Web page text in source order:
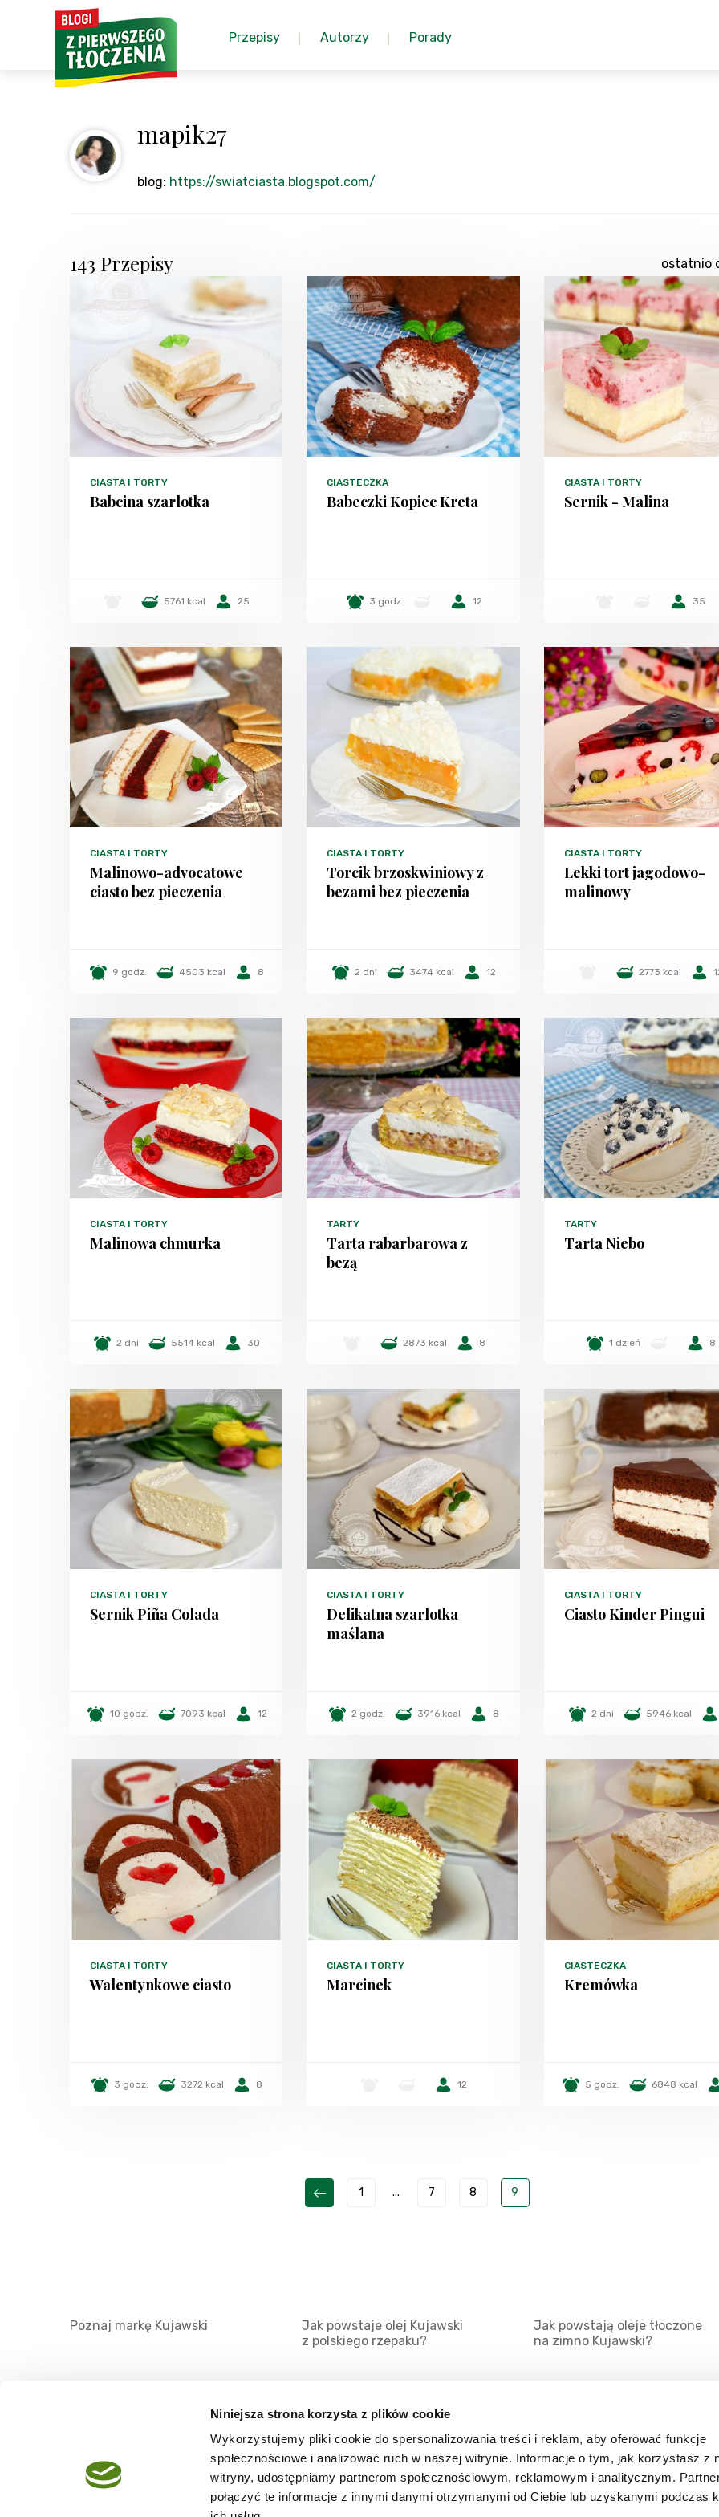
Niniejsza strona korzysta z plików cookie
Wykorzystujemy pliki cookie do spersonalizowania treści i reklam, aby oferować funkcje
społecznościowe i analizować ruch w naszej witrynie. Informacje o tym, jak korzystasz z
witryny, udostępniamy partnerom społecznościowym, reklamowym i analitycznym.
połączyć te informacje z innymi danymi otrzymanymi od Ciebie lub uzyskanymi podczas
Przepisy Autorzy Porady
mapik27
blog: https://swiatciasta.blogspot.com/
143 Przepisy ostatnio
CIASTA I TORTY
Babcina szarlotka
5761 kcal 25
CIASTECZKA
Babeczki Kopiec Kreta
3 godz. 12
CIASTA I TORTY
Sernik - Malina
35
CIASTA I TORTY
Malinowo-advocatowe
ciasto bez pieczenia
9 godz. 4503 kcal 8
CIASTA I TORTY
Torcik brzoskwiniowy z
bezami bez pieczenia
2 dni 3474 kcal 12
CIASTA I TORTY
Lekki tort jagodowo-
malinowy
2773 kcal
CIASTA I TORTY
Malinowa chmurka
2 dni 5514 kcal 30
TARTY
Tarta rabarbarowa z
bezą
2873 kcal 8
TARTY
Tarta Niebo
1 dzień 8
CIASTA I TORTY
Sernik Piña Colada
10 godz. 7093 kcal 12
CIASTA I TORTY
Delikatna szarlotka
maślana
2 godz. 3916 kcal 8
CIASTA I TORTY
Ciasto Kinder Pingui
2 dni 5946 kcal
CIASTA I TORTY
Walentynkowe ciasto
3 godz. 3272 kcal 8
CIASTA I TORTY
Marcinek
12
CIASTECZKA
Kremówka
5 godz. 6848 kcal
1 ... 7 8 9
Poznaj markę Kujawski
Jak powstaje olej Kujawski
z polskiego rzepaku?
Jak powstają oleje tłoczone
na zimno Kujawski?
Regulamin
Mapa serwisu
Kanały RSS
Porady